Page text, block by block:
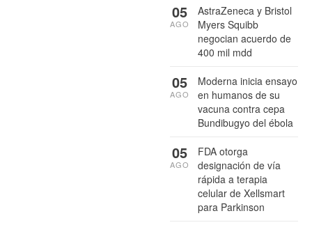
AstraZeneca y Bristol
Myers Squibb
negocian acuerdo de
400 mil mdd
05
AGO
Moderna inicia ensayo
en humanos de su
vacuna contra cepa
Bundibugyo del ébola
05
AGO
FDA otorga
designación de vía
rápida a terapia
celular de Xellsmart
para Parkinson
05
AGO